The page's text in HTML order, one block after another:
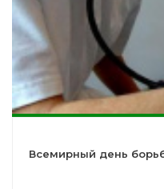
Всемирный день